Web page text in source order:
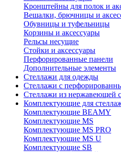
Кронштейны для полок и
Вешалки, брючницы и
Обувницы и туфельницы
Корзины и аксессуары
Рельсы несущие
Стойки и аксессуары
Перфорированные панели
Дополнительные элементы
Стеллажи для одежды
Стеллажи с
Стеллажи из нержавеющей
Комплектующие для
Комплектующие BEAMY
Комплектующие MS
Комплектующие MS PRO
Комплектующие MS U
Комплектующие SB